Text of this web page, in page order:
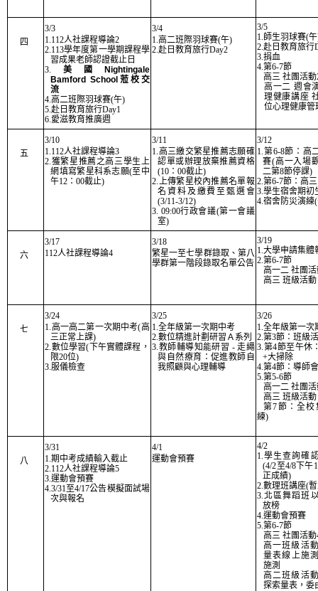
四
3/3
1.112人社課程導論2
2.113學年度第一學期課程學
習成果老師認證截止日
3. 美國Nightingale
Bamford School蒞校交
流
4.高二班際羽球賽(午)
5.赴日教育旅行Day1
6.愛滋教育推廣週
3/4
1.高二班際羽球賽(午)
2.赴日教育旅行Day2
3/5
1.師生羽球賽(
2.赴日教育旅行
3.捐血
4.第6-7節
高三 社團活動
高一二 週會
理健康講座
位心理健康管
五
3/10
1.112人社課程導論3
2.獲繁星推薦之高三學生上
網填寫繁星科系志願(至中
午12：00截止)
3/11
1.高三繳交繁星推薦志願確
認單或辦理放棄推薦資格
(10：00截止)
2.上傳繁星校內推薦名單報
名資料及繳費至甄選會
(3/11-3/12)
3. 09:00行政會議(第一會議
室)
3/12
1.第6-8節：高
賽(高一入場
二第8節停課)
2.第6-7節：高
3.學生宿舍期初
4.宿舍防災演練
六
3/17
112人社課程導論4
3/18
繁星一至七學群錄取、第八
學群第一階段錄取名單公告
3/19
1.大學申請集體
2.第6-7節
高一二 社團
高三 班級活動
七
3/24
1.高一高二第一次期中考(高
三正常上課)
2.數位學習(下午實體課程，
限20位)
3.服儀檢查
3/25
1.全年級第一次期中考
2.數位精進計劃研習Ａ系列
3.教師輔導知能研習 - 走繩
與自然療育：促進教師自
我照顧與心理輔導
3/26
1.全年級第一次
2.第3節：班級
3.第4節至午休
+大掃除
4.第4節：導師
5.第5-6節
高一二 社團
高三 班級活動
第7節：全校
練)
八
3/31
1.期中考成績輸入截止
2.112人社課程導論5
3.運動會預賽
4.3/31至4/17公告模擬面試場
次與報名
4/1
運動會預賽
4/2
1.學生查詢確
(4/2至4/8下午
正成績)
2.數理班講座(
3.北區舞蹈班
放榜
4.運動會預賽
5.第6-7節
高三 社團活動
高一班級活
量表線上施
施測
高二班級活
探索量表，委